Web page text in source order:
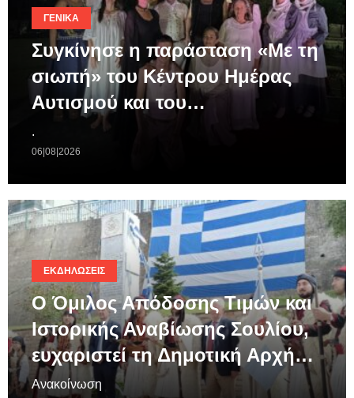
ΓΕΝΙΚΆ
Συγκίνησε η παράσταση «Με τη
σιωπή» του Κέντρου Ημέρας
Αυτισμού και του…
.
06|08|2026
ΕΚΔΗΛΏΣΕΙΣ
Ο Όμιλος Απόδοσης Τιμών και
Ιστορικής Αναβίωσης Σουλίου,
ευχαριστεί τη Δημοτική Αρχή…
Ανακοίνωση